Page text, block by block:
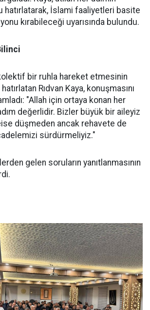
hatırlatarak, İslami faaliyetleri basite
kırabileceği uyarısında bulundu.
bir ruhla hareket etmesinin
Rıdvan Kaya, konuşmasını
"Allah için ortaya konan her
değerlidir. Bizler büyük bir aileyiz
düşmeden ancak rehavete de
sürdürmeliyiz."
gelen soruların yanıtlanmasının